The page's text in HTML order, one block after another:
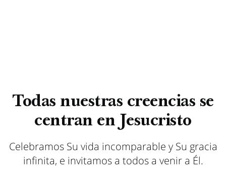
Todas nuestras creencias se
centran en Jesucristo
Celebramos Su vida incomparable y Su gracia
infinita, e invitamos a todos a venir a Él.